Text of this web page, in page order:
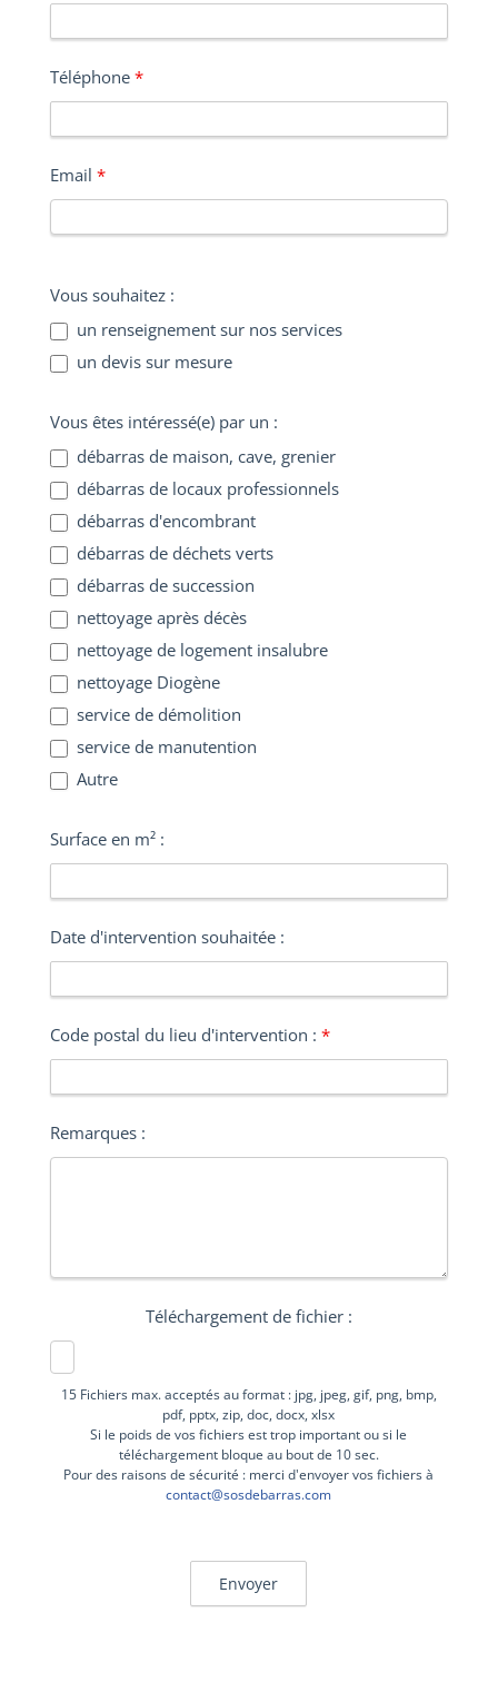
Téléphone *
Email *
Vous souhaitez :
un renseignement sur nos services
un devis sur mesure
Vous êtes intéressé(e) par un :
débarras de maison, cave, grenier
débarras de locaux professionnels
débarras d'encombrant
débarras de déchets verts
débarras de succession
nettoyage après décès
nettoyage de logement insalubre
nettoyage Diogène
service de démolition
service de manutention
Autre
Surface en m² :
Date d'intervention souhaitée :
Code postal du lieu d'intervention : *
Remarques :
Téléchargement de fichier :
15 Fichiers max. acceptés au format : jpg, jpeg, gif, png, bmp,
pdf, pptx, zip, doc, docx, xlsx
Si le poids de vos fichiers est trop important ou si le
téléchargement bloque au bout de 10 sec.
Pour des raisons de sécurité : merci d'envoyer vos fichiers à
contact@sosdebarras.com
Envoyer